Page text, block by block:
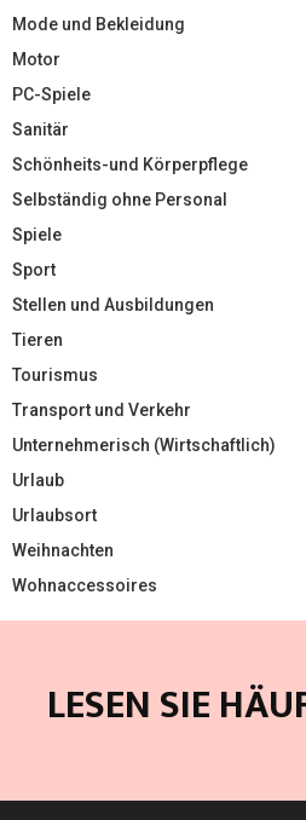
Mode und Bekleidung
Motor
PC-Spiele
Sanitär
Schönheits-und Körperpflege
Selbständig ohne Personal
Spiele
Sport
Stellen und Ausbildungen
Tieren
Tourismus
Transport und Verkehr
Unternehmerisch (Wirtschaftlich)
Urlaub
Urlaubsort
Weihnachten
Wohnaccessoires
LESEN SIE